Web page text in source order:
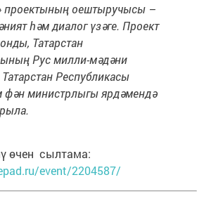
проектының оештыручысы –
һәм диалог үзәге. Проект
Татарстан
Рус милли-мәдәни
Республикасы
фән министрлыгы ярдәмендә
өчен сылтама:
event/2204587/